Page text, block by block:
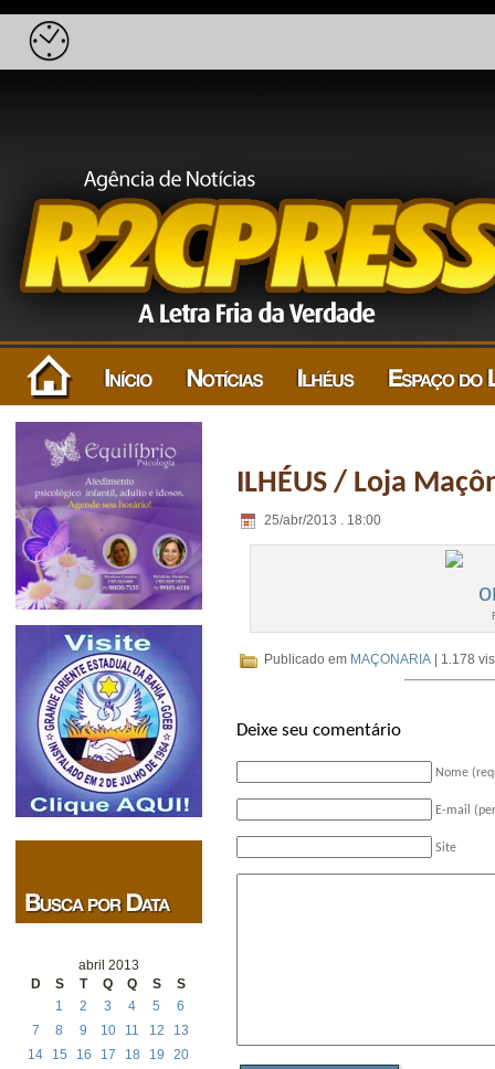
abril 2013
D
S T Q Q S
S
1
2 3 4 5
6
7
8 9 10 11 12
13
14
15 16 17 18 19
20
ILHÉUS / Loja
25/abr/2013 . 18:00
Publicado em MAÇONARIA | 1.178
Deixe seu comentário
Nome
E-mail
Site